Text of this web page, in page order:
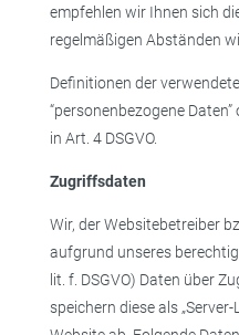
empfehlen wir Ihnen sich
regelmäßigen Abständen
Definitionen der
“personenbezogene
in Art. 4 DSGVO.
Zugriffsdaten
Wir, der Websitebetreiber
aufgrund unseres
lit. f. DSGVO) Daten über
speichern diese als